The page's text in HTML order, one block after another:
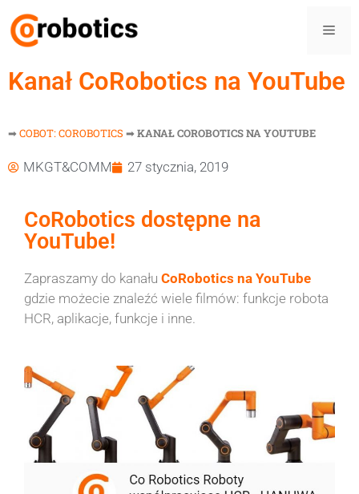
Kanał CoRobotics na YouTube
➡COBOT: COROBOTICS ➡KANAŁ COROBOTICS NA YOUTUBE
MKGT&COMM 27 stycznia, 2019
CoRobotics dostępne na
YouTube!
Zapraszamy do kanału CoRobotics na YouTube
gdzie możecie znaleźć wiele filmów: funkcje robota
HCR, aplikacje, funkcje i inne.